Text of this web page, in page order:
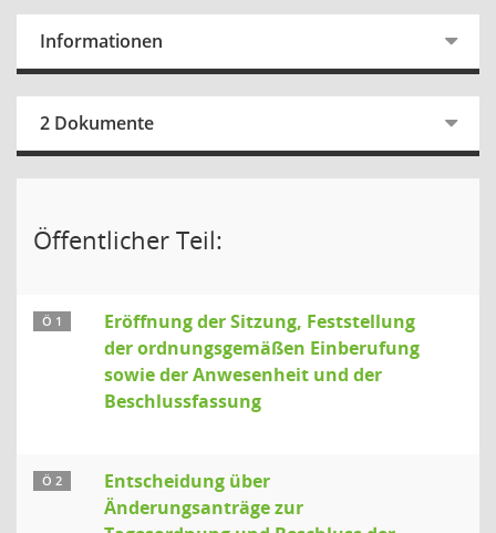
Informationen
2 Dokumente
Öffentlicher Teil:
Ö 1
Eröffnung der Sitzung, Feststellung
der ordnungsgemäßen Einberufung
sowie der Anwesenheit und der
Beschlussfassung
Ö 2
Entscheidung über
Änderungsanträge zur